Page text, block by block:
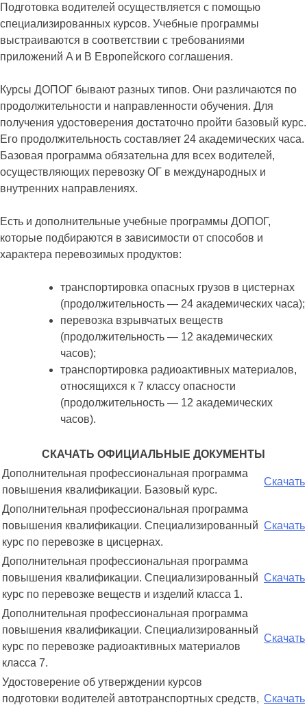
Подготовка водителей осуществляется с помощью
специализированных курсов. Учебные программы
выстраиваются в соответствии с требованиями
приложений A и B Европейского соглашения.
Курсы ДОПОГ бывают разных типов. Они различаются по
продолжительности и направленности обучения. Для
получения удостоверения достаточно пройти базовый курс.
Его продолжительность составляет 24 академических часа.
Базовая программа обязательна для всех водителей,
осуществляющих перевозку ОГ в международных и
внутренних направлениях.
Есть и дополнительные учебные программы ДОПОГ,
которые подбираются в зависимости от способов и
характера перевозимых продуктов:
транспортировка опасных грузов в цистернах
(продолжительность ― 24 академических часа);
перевозка взрывчатых веществ
(продолжительность ― 12 академических
часов);
транспортировка радиоактивных материалов,
относящихся к 7 классу опасности
(продолжительность ― 12 академических
часов).
СКАЧАТЬ ОФИЦИАЛЬНЫЕ ДОКУМЕНТЫ
Дополнительная профессиональная программа
повышения квалификации. Базовый курс.
Скачать
Дополнительная профессиональная программа
повышения квалификации. Специализированный
курс по перевозке в цисцернах.
Скачать
Дополнительная профессиональная программа
повышения квалификации. Специализированный
курс по перевозке веществ и изделий класса 1.
Скачать
Дополнительная профессиональная программа
повышения квалификации. Специализированный
курс по перевозке радиоактивных материалов
класса 7.
Скачать
Удостоверение об утверждении курсов
подготовки водителей автотранспортных средств, Скачать